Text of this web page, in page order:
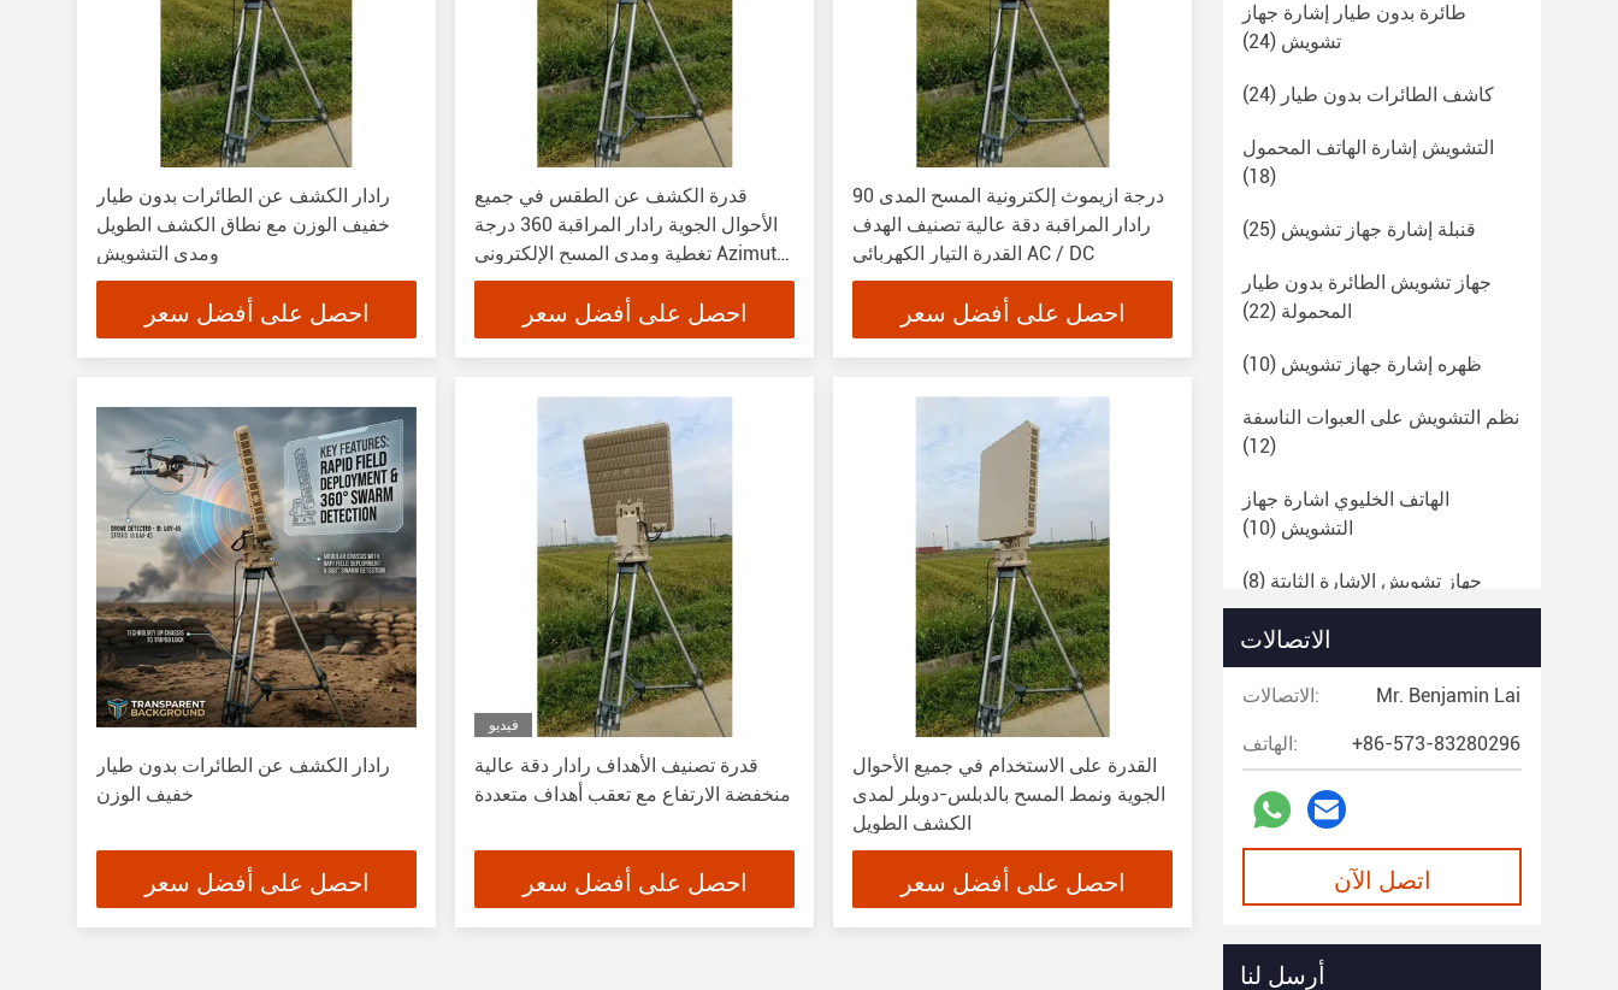
رادار الكشف عن الطائرات بدون طيار
خفيف الوزن مع نطاق الكشف الطويل
ومدى التشويش
احصل على أفضل سعر
قدرة الكشف عن الطقس في جميع
الأحوال الجوية رادار المراقبة 360 درجة
تغطية ومدى المسح الإلكتروني Azimuth
90 درجة
احصل على أفضل سعر
90 درجة ازيموث إلكترونية المسح المدى
رادار المراقبة دقة عالية تصنيف الهدف
القدرة التيار الكهربائي AC / DC
احصل على أفضل سعر
رادار الكشف عن الطائرات بدون طيار
خفيف الوزن
احصل على أفضل سعر
فيديو
قدرة تصنيف الأهداف رادار دقة عالية
منخفضة الارتفاع مع تعقب أهداف متعددة
احصل على أفضل سعر
القدرة على الاستخدام في جميع الأحوال
الجوية ونمط المسح بالدبلس-دوبلر لمدى
الكشف الطويل
احصل على أفضل سعر
طائرة بدون طيار إشارة جهاز
تشويش (24)
كاشف الطائرات بدون طيار (24)
التشويش إشارة الهاتف المحمول
(18)
قنبلة إشارة جهاز تشويش (25)
جهاز تشويش الطائرة بدون طيار
المحمولة (22)
ظهره إشارة جهاز تشويش (10)
نظم التشويش على العبوات الناسفة
(12)
الهاتف الخليوي اشارة جهاز
التشويش (10)
جهاز تشويش الإشارة الثابتة (8)
كاشف مفرق (12)
من خلال رادار الحائط(4)
منارة الإنقاذ عبر الأقمار الصناعية
(4)
رادار المراقبة(8)
طائرة بدون طيار متعددة
الاتصالات
الاتصالات: Mr. Benjamin Lai
الهاتف: +86-573-83280296
اتصل الآن
أرسل لنا